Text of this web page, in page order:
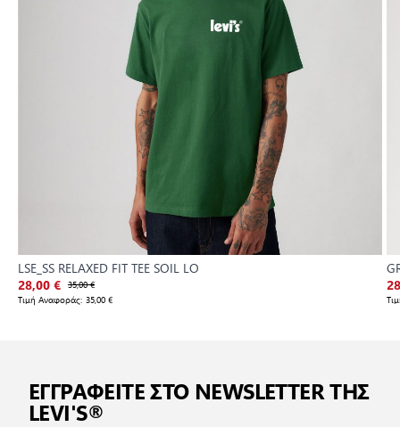
LSE_SS RELAXED FIT TEE SOIL LO
28,00 € 35,00 €
Τιμή Αναφοράς: 35,00 €
ΕΓΓΡΑΦΕΙΤΕ ΣΤΟ NEWSLETTER ΤΗΣ
LEVI'S®